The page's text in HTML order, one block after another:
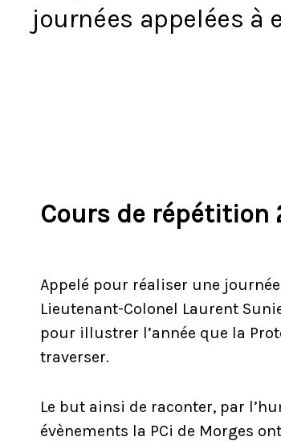
journées appelées à
Cours de répétition
Appelé pour réaliser une
Lieutenant-Colonel Laurent
pour illustrer l’année que la
traverser.
Le but ainsi de raconter, par
évènements la PCi de Morges